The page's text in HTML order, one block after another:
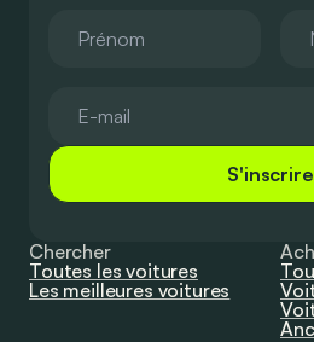
S'inscrire
Chercher
Toutes les voitures
Les meilleures voitures